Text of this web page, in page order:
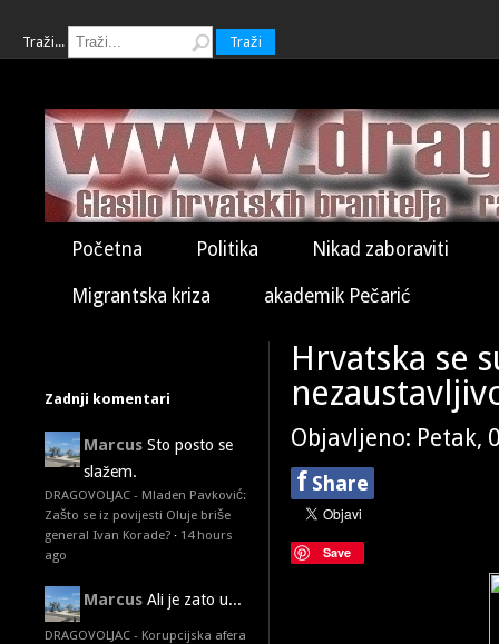
Traži... Traži
Početna Politika Nikad zaboraviti
Migrantska kriza akademik Pečarić
Zadnji komentari
Marcus Sto posto se
slažem.
DRAGOVOLJAC - Mladen Pavković:
Zašto se iz povijesti Oluje briše
general Ivan Korade? · 14 hours
ago
Marcus Ali je zato u...
DRAGOVOLJAC - Korupcijska afera
Hrvatska se
Objavljeno: Petak,
f Share
Save